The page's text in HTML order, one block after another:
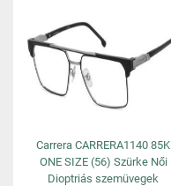
Carrera CARRERA1140 85K
ONE SIZE (56) Szürke Női
Dioptriás szemüvegek